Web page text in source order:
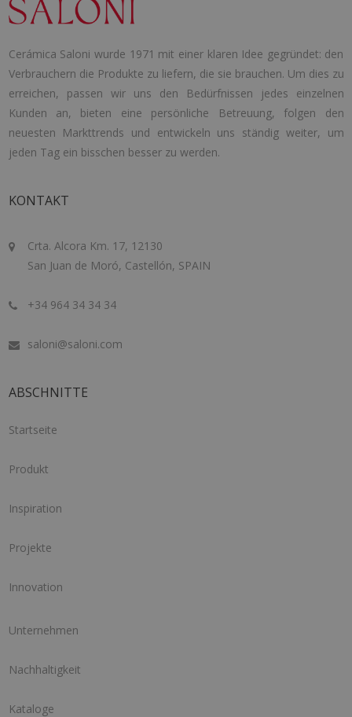
Cerámica Saloni wurde 1971 mit einer klaren Idee gegründet: den
Verbrauchern die Produkte zu liefern, die sie brauchen. Um dies zu
erreichen, passen wir uns den Bedürfnissen jedes einzelnen
Kunden an, bieten eine persönliche Betreuung, folgen den
neuesten Markttrends und entwickeln uns ständig weiter, um
jeden Tag ein bisschen besser zu werden.
KONTAKT
Crta. Alcora Km. 17, 12130
San Juan de Moró, Castellón, SPAIN
+34 964 34 34 34
saloni@saloni.com
ABSCHNITTE
Startseite
Produkt
Inspiration
Projekte
Innovation
Unternehmen
Nachhaltigkeit
Kataloge